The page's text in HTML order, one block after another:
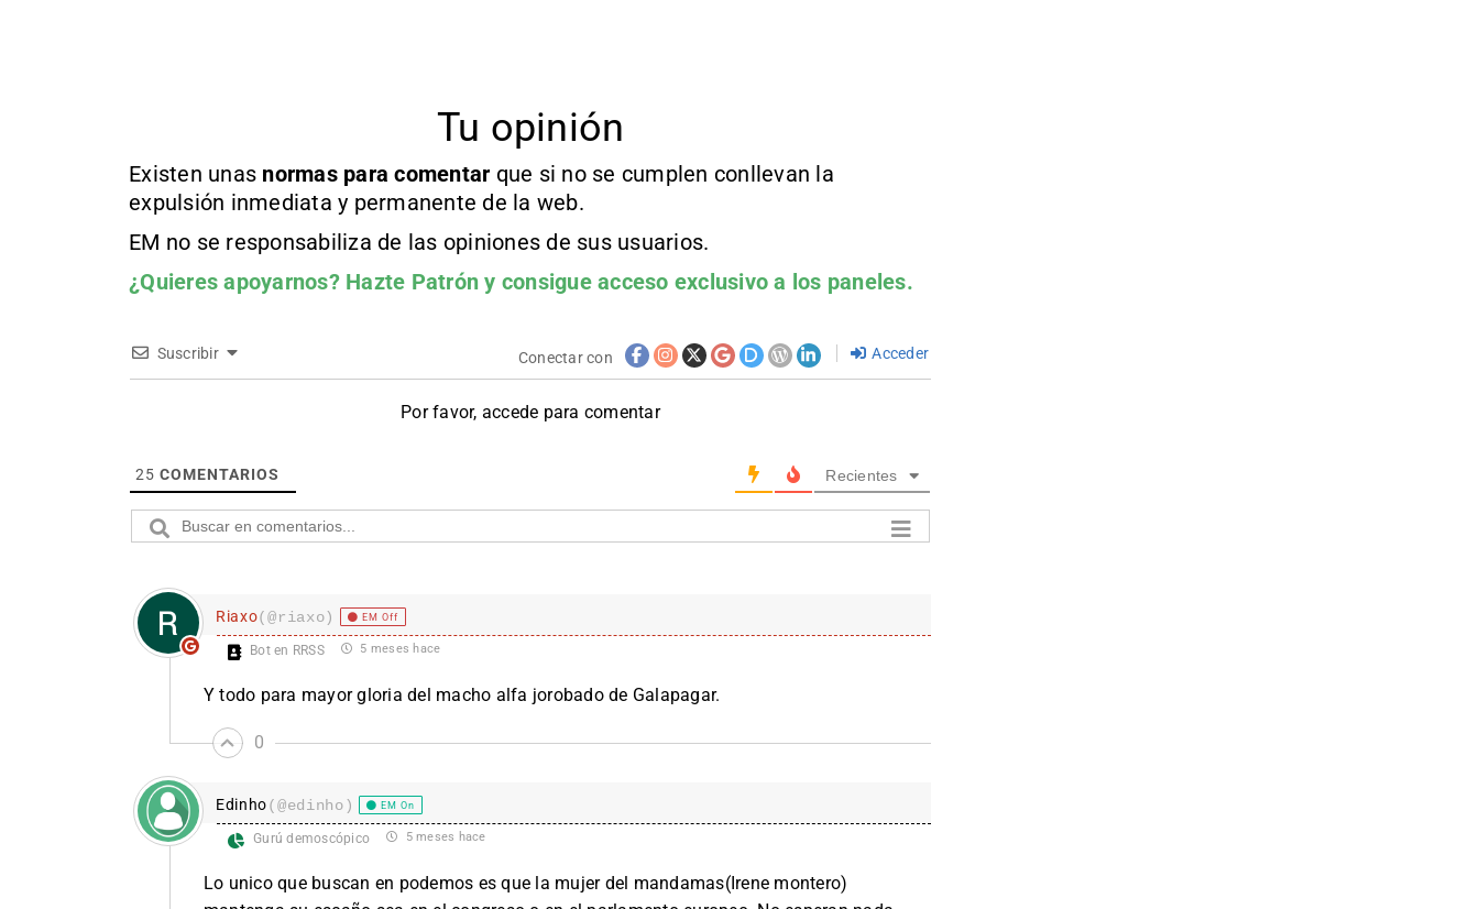
Tu opinión
Existen unas normas para comentar que si no se cumplen conllevan la
expulsión inmediata y permanente de la web.
EM no se responsabiliza de las opiniones de sus usuarios.
¿Quieres apoyarnos? Hazte Patrón y consigue acceso exclusivo a los paneles.
Suscribir Conectar con Acceder
Por favor, accede para comentar
25 COMENTARIOS Recientes
Riaxo(@riaxo) EM Off
Bot en RRSS 5 meses hace
Ytodo para mayor gloria del macho alfa jorobado de Galapagar.
0
Edinho(@edinho) EM On
Gurú demoscópico 5 meses hace
Lo unico que buscan en podemos es que la mujer del mandamas(Irene montero)